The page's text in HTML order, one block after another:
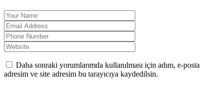
Daha sonraki yorumlarımda kullanılması için adım, e-posta
adresim ve site adresim bu tarayıcıya kaydedilsin.